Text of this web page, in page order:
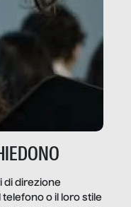
di direzione
o il loro stile